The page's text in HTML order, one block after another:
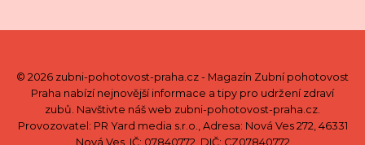
© 2026 zubni-pohotovost-praha.cz - Magazín Zubní pohotovost
Praha nabízí nejnovější informace a tipy pro udržení zdraví
zubů. Navštivte náš web zubni-pohotovost-praha.cz.
Provozovatel: PR Yard media s.r.o., Adresa: Nová Ves 272, 46331
Nová Ves, IČ: 07840772, DIČ: CZ07840772